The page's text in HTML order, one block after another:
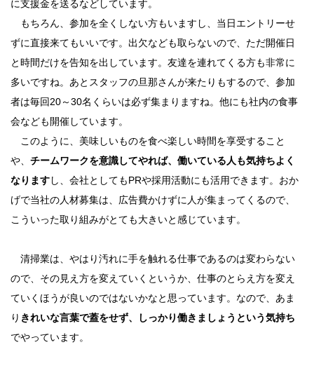
に支援金を送るなどしています。
もちろん、参加を全くしない方もいますし、当日エントリーせ
ずに直接来てもいいです。出欠なども取らないので、ただ開催日
と時間だけを告知を出しています。友達を連れてくる方も非常に
多いですね。あとスタッフの旦那さんが来たりもするので、参加
者は毎回20～30名くらいは必ず集まりますね。他にも社内の食事
会なども開催しています。
このように、美味しいものを食べ楽しい時間を享受すること
や、 チームワークを意識してやれば、働いている人も気持ちよく
なりますし、会社としてもPRや採用活動にも活用できます。おか
げで当社の人材募集は、広告費かけずに人が集まってくるので、
こういった取り組みがとても大きいと感じています。
清掃業は、やはり汚れに手を触れる仕事であるのは変わらない
ので、その見え方を変えていくというか、仕事のとらえ方を変え
ていくほうが良いのではないかなと思っています。なので、あま
り きれいな言葉で蓋をせず、しっかり働きましょうという気持ち
でやっています。